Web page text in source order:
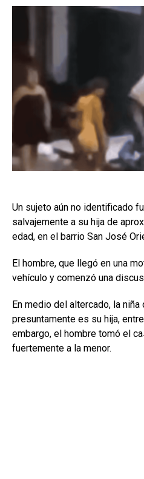
Un sujeto aún no identificado
salvajemente a su hija de
edad, en el barrio San José
El hombre, que llegó en una
vehículo y comenzó una
En medio del altercado, la
presuntamente es su hija,
embargo, el hombre tomó el
fuertemente a la menor.